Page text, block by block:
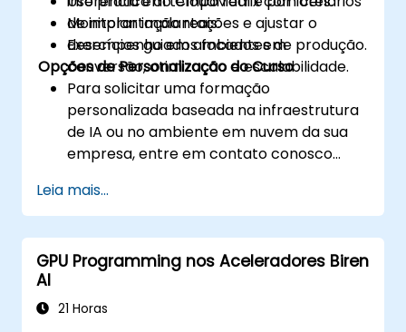
Monitorar implantações e ajustar o
desempenho em ambientes de produção.
de implantação reais.
Exercícios guiados focados em
conversão, otimização e escalabilidade.
Opções de Personalização do Curso
Para solicitar uma formação
personalizada baseada na infraestrutura
de IA ou no ambiente em nuvem da sua
empresa, entre em contato conosco
Leia mais...
GPU Programming nos Aceleradores Biren
AI
21 Horas